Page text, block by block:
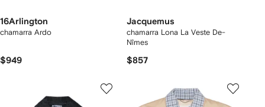
16Arlington
chamarra Ardo
$949
Jacquemus
chamarra Lona La Veste De-
Nîmes
$857